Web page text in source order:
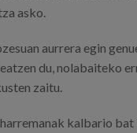
asko.
aurrera egin
du, nolabaiteko
zaitu.
kalbario